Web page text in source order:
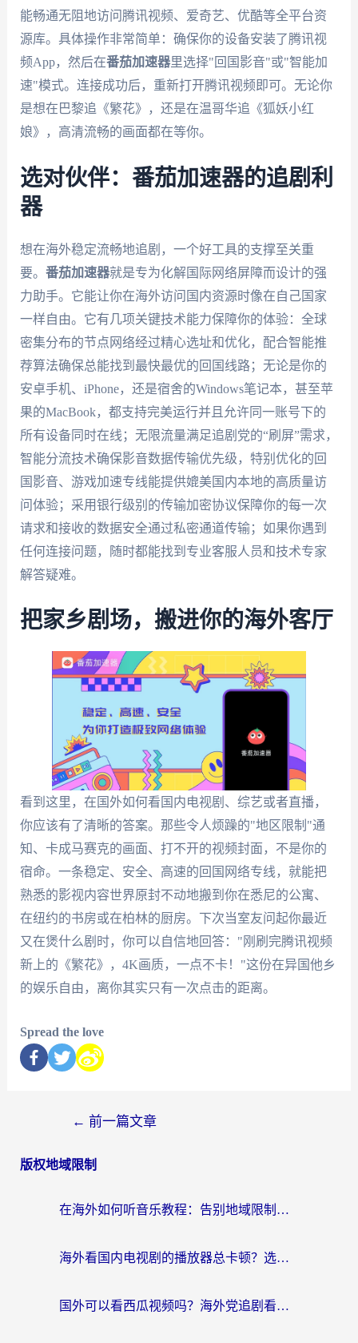
能畅通无阻地访问腾讯视频、爱奇艺、优酷等全平台资
源库。具体操作非常简单：确保你的设备安装了腾讯视
频App，然后在番茄加速器里选择"回国影音"或"智能加
速"模式。连接成功后，重新打开腾讯视频即可。无论你
是想在巴黎追《繁花》，还是在温哥华追《狐妖小红
娘》，高清流畅的画面都在等你。
选对伙伴：番茄加速器的追剧利
器
想在海外稳定流畅地追剧，一个好工具的支撑至关重
要。 番茄加速器就是专为化解国际网络屏障而设计的强
力助手。它能让你在海外访问国内资源时像在自己国家
一样自由。它有几项关键技术能力保障你的体验：全球
密集分布的节点网络经过精心选址和优化，配合智能推
荐算法确保总能找到最快最优的回国线路；无论是你的
安卓手机、iPhone，还是宿舍的Windows笔记本，甚至苹
果的MacBook，都支持完美运行并且允许同一账号下的
所有设备同时在线；无限流量满足追剧党的“刷屏”需求，
智能分流技术确保影音数据传输优先级，特别优化的回
国影音、游戏加速专线能提供媲美国内本地的高质量访
问体验；采用银行级别的传输加密协议保障你的每一次
请求和接收的数据安全通过私密通道传输；如果你遇到
任何连接问题，随时都能找到专业客服人员和技术专家
解答疑难。
把家乡剧场，搬进你的海外客厅
看到这里，在国外如何看国内电视剧、综艺或者直播，
你应该有了清晰的答案。那些令人烦躁的"地区限制"通
知、卡成马赛克的画面、打不开的视频封面，不是你的
宿命。一条稳定、安全、高速的回国网络专线，就能把
熟悉的影视内容世界原封不动地搬到你在悉尼的公寓、
在纽约的书房或在柏林的厨房。下次当室友问起你最近
又在煲什么剧时，你可以自信地回答："刚刷完腾讯视频
新上的《繁花》，4K画质，一点不卡！"这份在异国他乡
的娱乐自由，离你其实只有一次点击的距离。
Spread the love
← 前一篇文章
版权地域限制
在海外如何听音乐教程：告别地域限制，随时听见国内的声音
海外看国内电视剧的播放器总卡顿？选对回国加速器才是关键
国外可以看西瓜视频吗？海外党追剧看片的终极解决方案